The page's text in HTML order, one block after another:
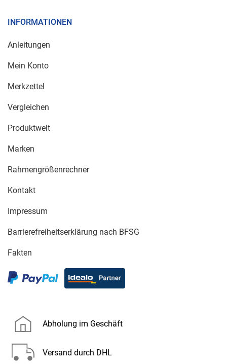
INFORMATIONEN
Anleitungen
Mein Konto
Merkzettel
Vergleichen
Produktwelt
Marken
Rahmengrößenrechner
Kontakt
Impressum
Barrierefreiheitserklärung nach BFSG
Fakten
Abholung im Geschäft
Versand durch DHL